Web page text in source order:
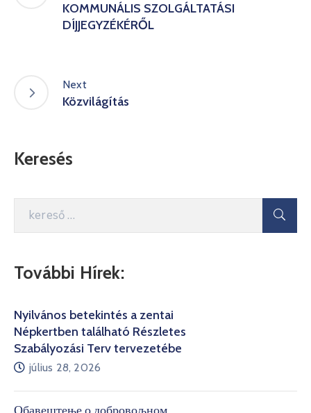
KOMMUNÁLIS SZOLGÁLTATÁSI
DÍJJEGYZÉKÉRŐL
Next
Közvilágítás
Keresés
További Hírek:
Nyilvános betekintés a zentai
Népkertben található Részletes
Szabályozási Terv tervezetébe
július 28, 2026